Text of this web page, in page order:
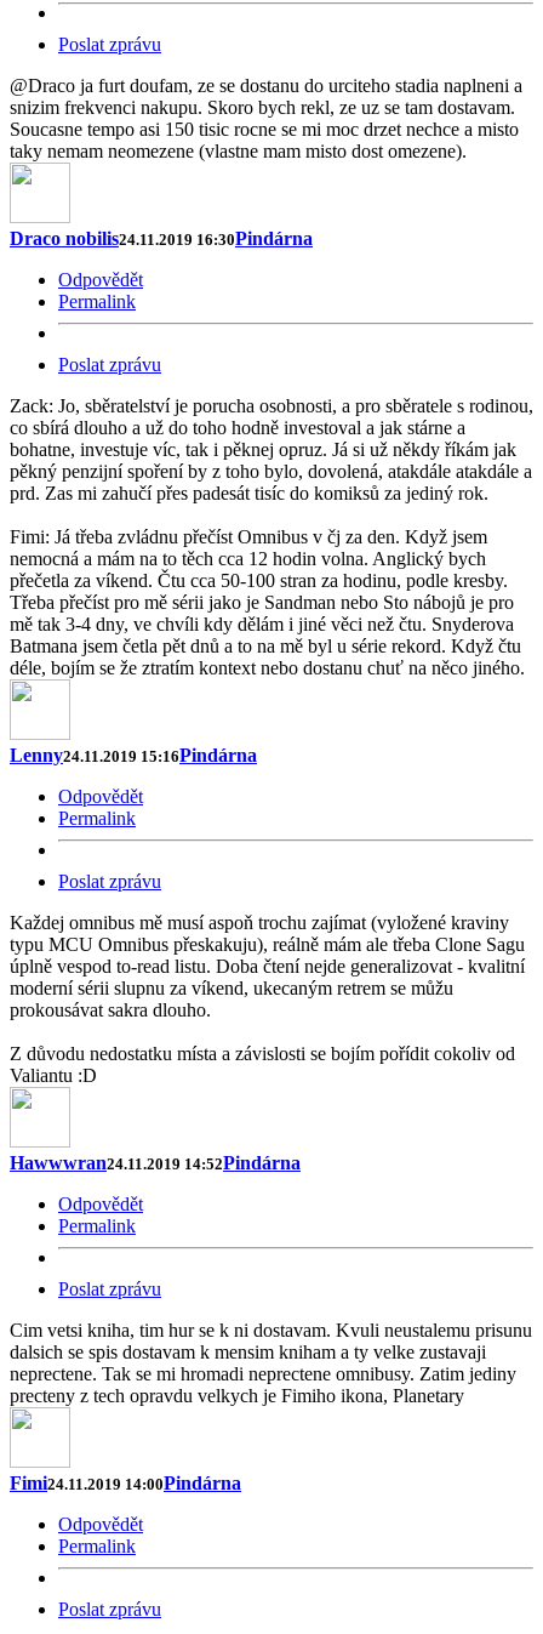
Poslat zprávu
@Draco ja furt doufam, ze se dostanu do urciteho stadia naplneni a
snizim frekvenci nakupu. Skoro bych rekl, ze uz se tam dostavam.
Soucasne tempo asi 150 tisic rocne se mi moc drzet nechce a misto
taky nemam neomezene (vlastne mam misto dost omezene).
Draco nobilis24.11.2019 16:30Pindárna
Odpovědět
Permalink
Poslat zprávu
Zack: Jo, sběratelství je porucha osobnosti, a pro sběratele s rodinou,
co sbírá dlouho a už do toho hodně investoval a jak stárne a
bohatne, investuje víc, tak i pěknej opruz. Já si už někdy říkám jak
pěkný penzijní spoření by z toho bylo, dovolená, atakdále atakdále a
prd. Zas mi zahučí přes padesát tisíc do komiksů za jediný rok.
Fimi: Já třeba zvládnu přečíst Omnibus v čj za den. Když jsem
nemocná a mám na to těch cca 12 hodin volna. Anglický bych
přečetla za víkend. Čtu cca 50-100 stran za hodinu, podle kresby.
Třeba přečíst pro mě sérii jako je Sandman nebo Sto nábojů je pro
mě tak 3-4 dny, ve chvíli kdy dělám i jiné věci než čtu. Snyderova
Batmana jsem četla pět dnů a to na mě byl u série rekord. Když čtu
déle, bojím se že ztratím kontext nebo dostanu chuť na něco jiného.
Lenny24.11.2019 15:16Pindárna
Odpovědět
Permalink
Poslat zprávu
Každej omnibus mě musí aspoň trochu zajímat (vyložené kraviny
typu MCU Omnibus přeskakuju), reálně mám ale třeba Clone Sagu
úplně vespod to-read listu. Doba čtení nejde generalizovat - kvalitní
moderní sérii slupnu za víkend, ukecaným retrem se můžu
prokousávat sakra dlouho.
Z důvodu nedostatku místa a závislosti se bojím pořídit cokoliv od
Valiantu :D
Hawwwran24.11.2019 14:52Pindárna
Odpovědět
Permalink
Poslat zprávu
Cim vetsi kniha, tim hur se k ni dostavam. Kvuli neustalemu prisunu
dalsich se spis dostavam k mensim kniham a ty velke zustavaji
neprectene. Tak se mi hromadi neprectene omnibusy. Zatim jediny
precteny z tech opravdu velkych je Fimiho ikona, Planetary
Fimi24.11.2019 14:00Pindárna
Odpovědět
Permalink
Poslat zprávu